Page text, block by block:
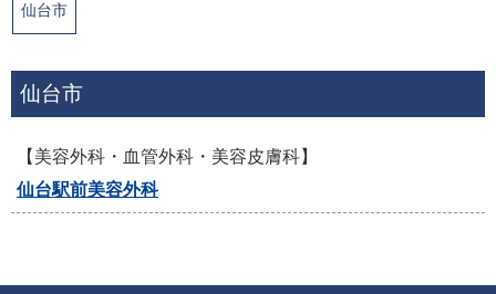
仙台市
仙台市
【美容外科・血管外科・美容皮膚科】
仙台駅前美容外科